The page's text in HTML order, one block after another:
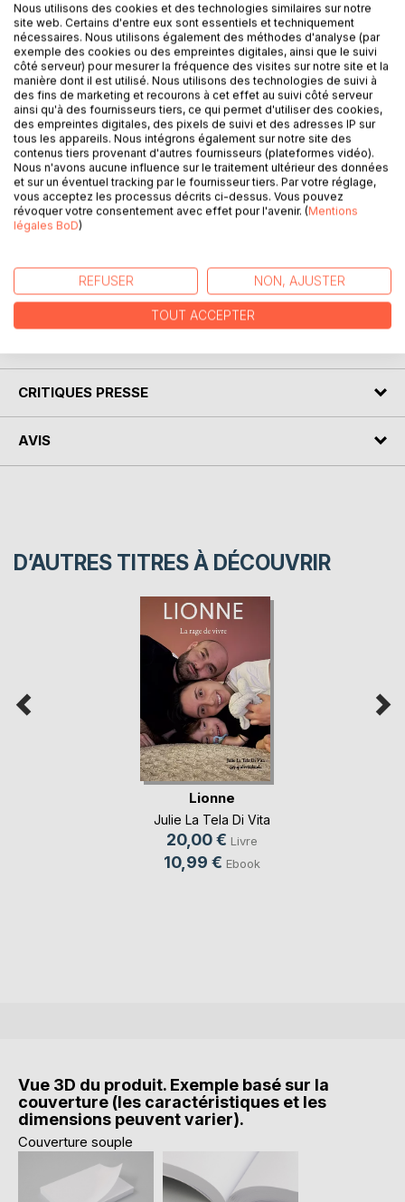
DESCRIPTION
Après avoir lu ce livre, vous ne verrez plus la Démarche
Qualité du même œil !
Lorsqu’elle se mue en outil de pouvoir, la Qualité dévoyée
trahit ses objectifs. Elle devient un véritable cancer social
qui infiltre les entreprises et les administrations.
Mais comment résister, alors que le sens du mot Qualité
constitue à lui seul un rempart contre toute critique ?
Qui oserait remettre en cause la Qualité avec un grand Q ?
manipulation et pour la tourner en ridicule, car l’humour
reste l’arme ultime contre le désespoir.
CRITIQUES PRESSE
AVIS
D’AUTRES TITRES À DÉCOUVRIR
Lionne
Julie La Tela Di Vita
20,00 € Livre
10,99 € Ebook
Vue 3D du produit. Exemple basé sur la
couverture (les caractéristiques et les
dimensions peuvent varier).
Couverture souple
Nous utilisons des cookies et des technologies similaires sur notre
site web. Certains d'entre eux sont essentiels et techniquement
nécessaires. Nous utilisons également des méthodes d'analyse (par
exemple des cookies ou des empreintes digitales, ainsi que le suivi
côté serveur) pour mesurer la fréquence des visites sur notre site et la
manière dont il est utilisé. Nous utilisons des technologies de suivi à
des fins de marketing et recourons à cet effet au suivi côté serveur
ainsi qu'à des fournisseurs tiers, ce qui permet d'utiliser des cookies,
des empreintes digitales, des pixels de suivi et des adresses IP sur
tous les appareils. Nous intégrons également sur notre site des
contenus tiers provenant d'autres fournisseurs (plateformes vidéo).
Nous n'avons aucune influence sur le traitement ultérieur des données
et sur un éventuel tracking par le fournisseur tiers. Par votre réglage,
vous acceptez les processus décrits ci-dessus. Vous pouvez
révoquer votre consentement avec effet pour l'avenir. (Mentions
légales BoD)
REFUSER NON, AJUSTER
TOUT ACCEPTER